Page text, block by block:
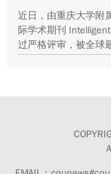
近日，由重庆大学附
际学术期刊
过严格评审，被全球